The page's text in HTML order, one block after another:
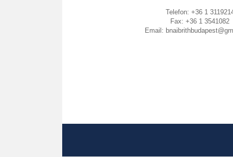
Telefon: +36 1
Fax: +36 1 3541082
Email: